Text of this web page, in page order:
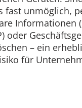
fast unmöglich,
Informationen
oder
– ein
für